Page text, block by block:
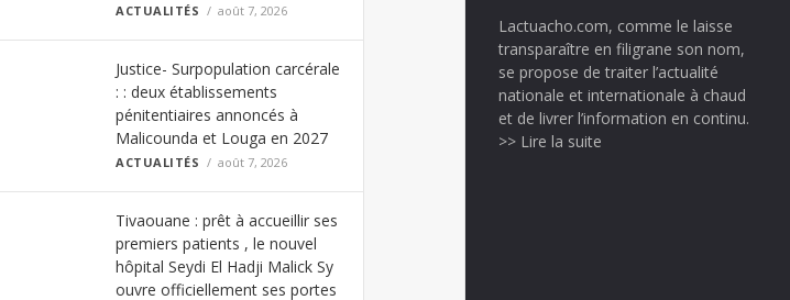
ACTUALITÉS août 7, 2026
Justice- Surpopulation carcérale
: : deux établissements
pénitentiaires annoncés à
Malicounda et Louga en 2027
ACTUALITÉS août 7, 2026
Tivaouane : prêt à accueillir ses
premiers patients , le nouvel
hôpital Seydi El Hadji Malick Sy
ouvre officiellement ses portes
Lactuacho.com, comme le laisse
transparaître en filigrane son nom,
se propose de traiter l’actualité
nationale et internationale à chaud
et de livrer l’information en continu.
>> Lire la suite